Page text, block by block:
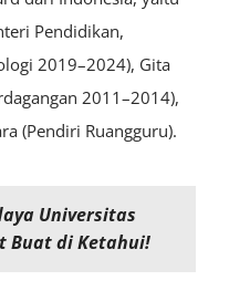
Pendidikan,
2019–2024), Gita
2011–2014),
(Pendiri Ruangguru).
Universitas
Buat di Ketahui!